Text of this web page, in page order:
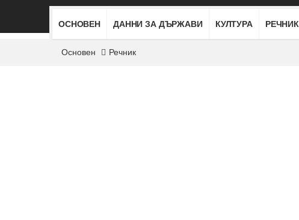
ОСНОВЕН ДАННИ ЗА ДЪРЖАВИ КУЛТУРА РЕЧНИК
Основен Речник